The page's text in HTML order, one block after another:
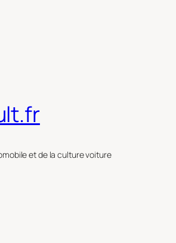
et de la culture voiture